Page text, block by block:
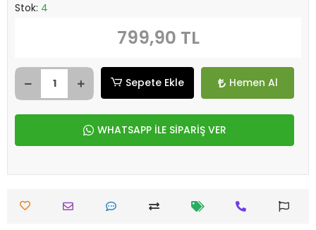
Stok: 4
799,90 TL
Sepete Ekle Hemen Al
WHATSAPP İLE SİPARİŞ VER